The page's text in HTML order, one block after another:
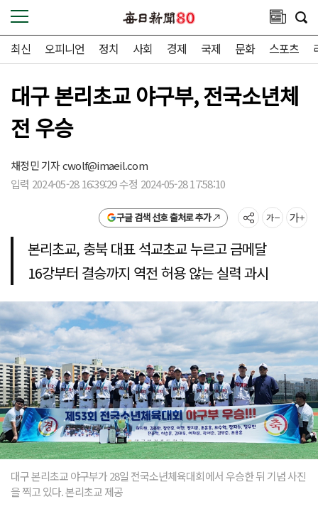
최신 오피니언 정치 사회 경제 국제 문화 스포츠
대구 본리초교 야구부, 전국소년체
전 우승
채정민 기자cwolf@imaeil.com
입력 2024-05-28 16:39:29 수정 2024-05-28 17:58:10
구글 검색 선호 출처로 추가
본리초교, 충북 대표 석교초교 누르고 금메달
16강부터 결승까지 역전 허용 않는 실력 과시
대구 본리초교 야구부가 28일 전국소년체육대회에서 우승한 뒤 기념 사진
을 찍고 있다. 본리초교 제공